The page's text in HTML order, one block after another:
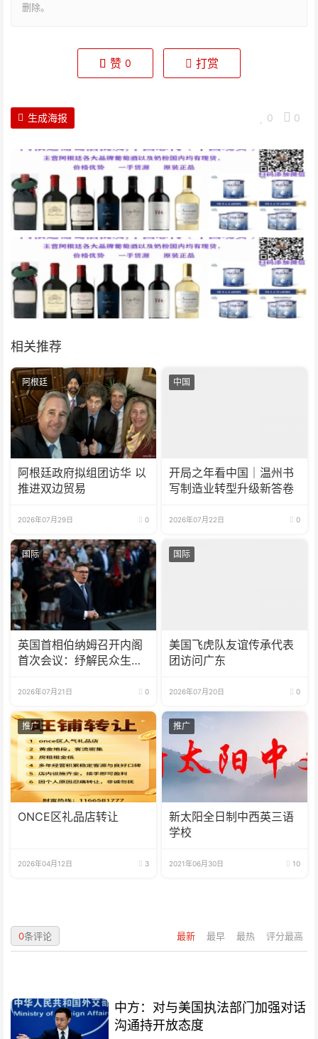
删除。
赞 0 打赏
0 0
生成海报
相关推荐
阿根廷
阿根廷政府拟组团访华 以
推进双边贸易
2026年07月29日 0
中国
开局之年看中国｜温州书
写制造业转型升级新答卷
2026年07月22日 0
国际
英国首相伯纳姆召开内阁
首次会议：纾解民众生活
2026年07月21日 0
国际
美国飞虎队友谊传承代表
团访问广东
2026年07月20日 0
推广
ONCE区礼品店转让
2026年04月12日 3
推广
新太阳全日制中西英三语
学校
2021年06月30日 10
最新 最早 最热 评分最高
0条评论
中方：对与美国执法部门加强对话
沟通持开放态度